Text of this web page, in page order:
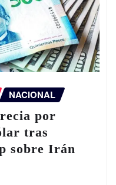
NACIONAL
por
tras
sobre Irán